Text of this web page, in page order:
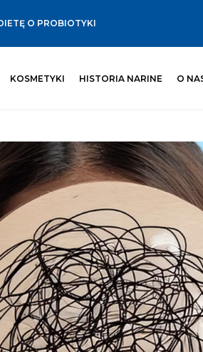
O PROBIOTYKI
KOSMETYKI HISTORIA NARINE O